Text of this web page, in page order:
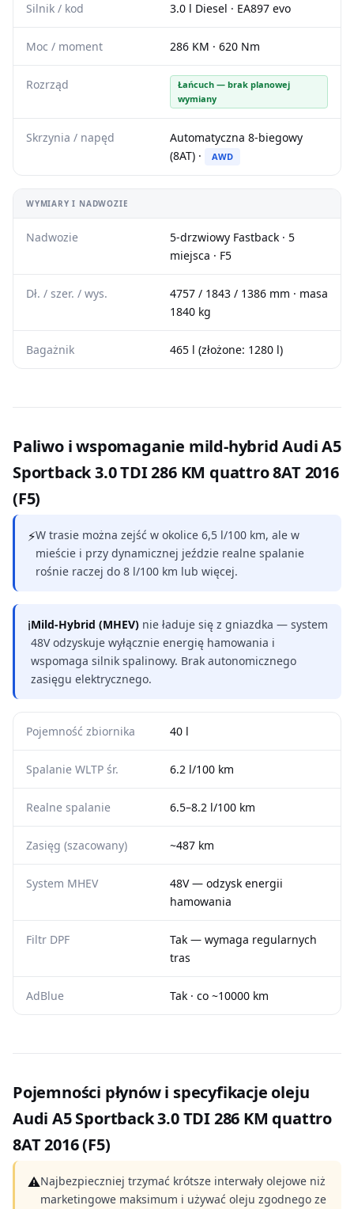
Silnik / kod 3.0 l Diesel · EA897 evo
Moc / moment 286 KM · 620 Nm
Rozrząd
Łańcuch — brak planowej
wymiany
Skrzynia / napęd
Automatyczna 8-biegowy
(8AT) ·
AWD
WYMIARY I NADWOZIE
Nadwozie
5-drzwiowy Fastback · 5
miejsca · F5
Dł. / szer. / wys.
4757 / 1843 / 1386 mm · masa
1840 kg
Bagażnik 465 l (złożone: 1280 l)
Paliwo i wspomaganie mild-hybrid Audi A5
Sportback 3.0 TDI 286 KM quattro 8AT 2016
(F5)
⚡W trasie można zejść w okolice 6,5 l/100 km, ale w
mieście i przy dynamicznej jeździe realne spalanie
rośnie raczej do 8 l/100 km lub więcej.
ℹMild-Hybrid (MHEV) nie ładuje się z gniazdka — system
48V odzyskuje wyłącznie energię hamowania i
wspomaga silnik spalinowy. Brak autonomicznego
zasięgu elektrycznego.
Pojemność zbiornika 40 l
Spalanie WLTP śr. 6.2 l/100 km
Realne spalanie 6.5–8.2 l/100 km
Zasięg (szacowany) ~487 km
System MHEV
48V — odzysk energii
hamowania
Filtr DPF
Tak — wymaga regularnych
tras
AdBlue Tak · co ~10000 km
Pojemności płynów i specyfikacje oleju
Audi A5 Sportback 3.0 TDI 286 KM quattro
8AT 2016 (F5)
⚠Najbezpieczniej trzymać krótsze interwały olejowe niż
marketingowe maksimum i używać oleju zgodnego ze